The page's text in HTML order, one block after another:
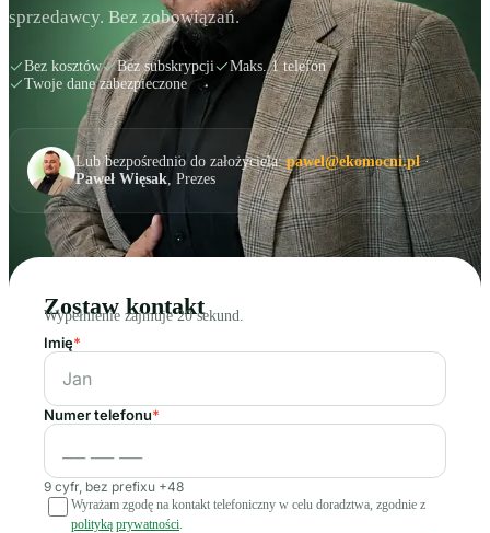
sprzedawcy. Bez zobowiązań.
Bez kosztów Bez subskrypcji
Maks. 1 telefon
Twoje dane zabezpieczone
Lub bezpośrednio do założyciela:pawel@ekomocni.pl·
Paweł Więsak, Prezes
Zostaw kontakt
Wypełnienie zajmuje 20 sekund.
Imię*
Numer telefonu*
9 cyfr, bez prefixu +48
Wyrażam zgodę na kontakt telefoniczny w celu doradztwa, zgodnie z
polityką prywatności.